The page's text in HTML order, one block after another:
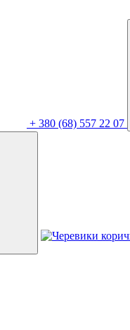
+ 380 (68) 557 22 07